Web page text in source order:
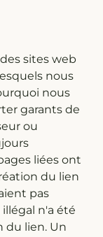
sites web
nous
nous
garants de
ou
liées ont
du lien
pas
n'a été
du lien. Un